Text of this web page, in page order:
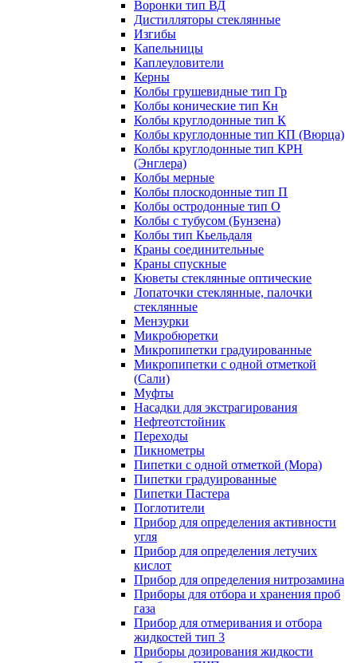
Воронки тип ВД
Дистилляторы стеклянные
Изгибы
Капельницы
Каплеуловители
Керны
Колбы грушевидные тип Гр
Колбы конические тип Кн
Колбы круглодонные тип К
Колбы круглодонные тип КП (Вюрца)
Колбы круглодонные тип КРН
(Энглера)
Колбы мерные
Колбы плоскодонные тип П
Колбы остродонные тип О
Колбы с тубусом (Бунзена)
Колбы тип Кьельдаля
Краны соединительные
Краны спускные
Кюветы стеклянные оптические
Лопаточки стеклянные, палочки
стеклянные
Мензурки
Микробюретки
Микропипетки градуированные
Микропипетки с одной отметкой
(Сали)
Муфты
Насадки для экстрагирования
Нефтеотстойник
Переходы
Пикнометры
Пипетки с одной отметкой (Мора)
Пипетки градуированные
Пипетки Пастера
Поглотители
Прибор для определения активности
угля
Прибор для определения летучих
кислот
Прибор для определения нитрозамина
Приборы для отбора и хранения проб
газа
Прибор для отмеривания и отбора
жидкостей тип 3
Приборы дозирования жидкости